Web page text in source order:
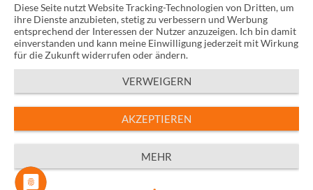
Diese Seite nutzt Website Tracking-Technologien von Dritten, um
ihre Dienste anzubieten, stetig zu verbessern und Werbung
entsprechend der Interessen der Nutzer anzuzeigen. Ich bin damit
einverstanden und kann meine Einwilligung jederzeit mit Wirkung
für die Zukunft widerrufen oder ändern.
VERWEIGERN
AKZEPTIEREN
MEHR